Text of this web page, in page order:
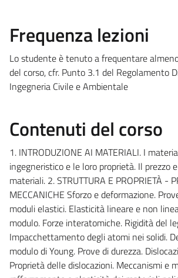
Frequenza lezioni
Lo studente è tenuto a frequentare
del corso, cfr. Punto 3.1 del Regolamento
Ingegneria Civile e Ambientale
Contenuti del corso
1. INTRODUZIONE AI MATERIALI. I
ingegneristico e le loro proprietà. Il prezzo
materiali. 2. STRUTTURA E PROPRIETÀ -
MECCANICHE Sforzo e deformazione.
moduli elastici. Elasticità lineare e non
modulo. Forze interatomiche. Rigidità del
Impacchettamento degli atomi nei solidi.
modulo di Young. Prove di durezza.
Proprietà delle dislocazioni. Meccanismi e